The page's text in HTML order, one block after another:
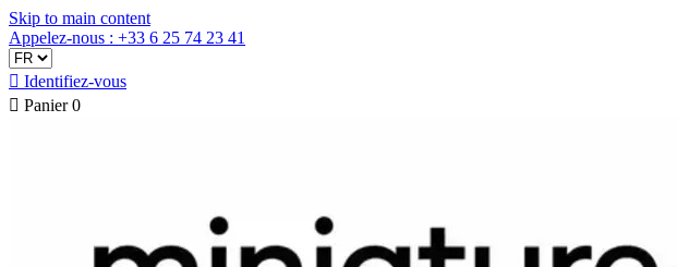
Skip to main content
Appelez-nous : +33 6 25 74 23 41
 Identifiez-vous
 Panier 0